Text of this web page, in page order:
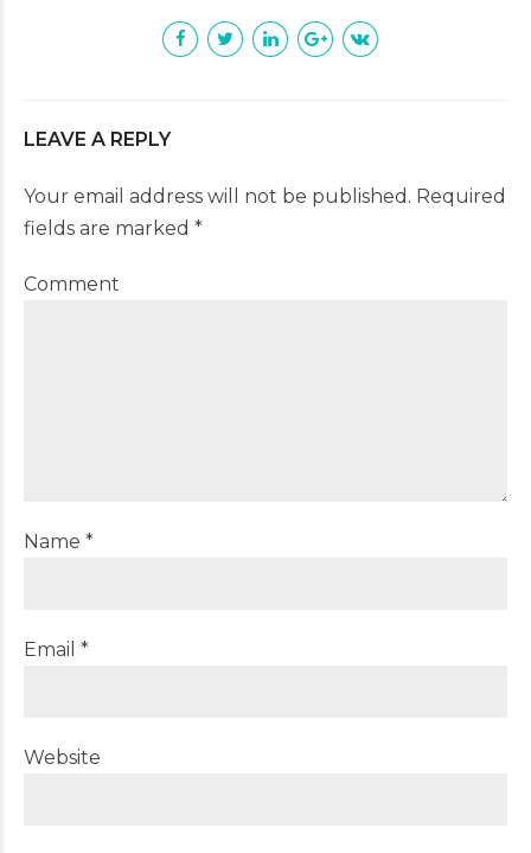
LEAVE A REPLY
Your email address will not be published. Required
fields are marked *
Comment
Name *
Email *
Website